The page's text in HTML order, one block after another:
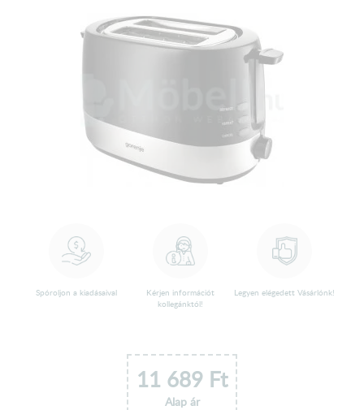
Spóroljon a kiadásaival
Kérjen információt
kollegánktól!
Legyen elégedett Vásárlónk!
11 689 Ft
Alap ár